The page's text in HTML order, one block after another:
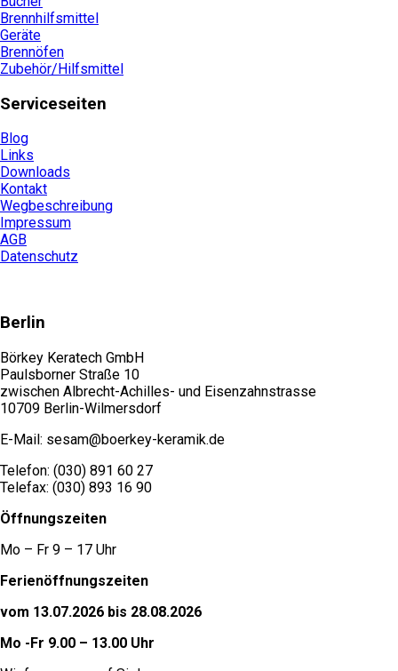
Brennhilfsmittel
Geräte
Brennöfen
Zubehör/Hilfsmittel
Serviceseiten
Blog
Links
Downloads
Kontakt
Wegbeschreibung
Impressum
AGB
Datenschutz
Berlin
Börkey Keratech GmbH
Paulsborner Straße 10
zwischen Albrecht-Achilles- und Eisenzahnstrasse
10709 Berlin-Wilmersdorf
E-Mail: sesam@boerkey-keramik.de
Telefon: (030) 891 60 27
Telefax: (030) 893 16 90
Öffnungszeiten
Mo – Fr 9 – 17 Uhr
Ferienöffnungszeiten
vom 13.07.2026 bis 28.08.2026
Mo -Fr 9.00 – 13.00 Uhr